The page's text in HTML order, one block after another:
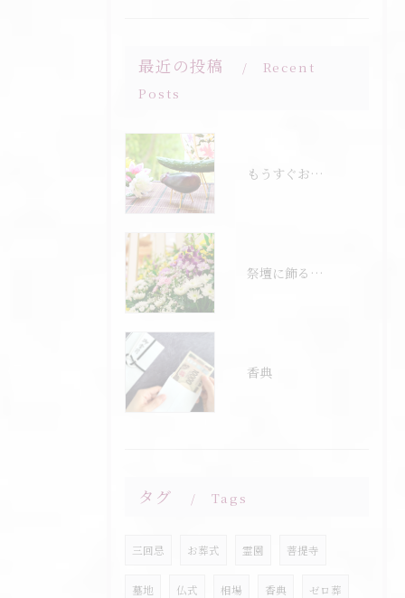
最近の投稿
Recent
Posts
もうすぐお盆…
祭壇に飾る花について
香典
タグ Tags
三回忌 お葬式 霊園 菩提寺
墓地 仏式 相場 香典 ゼロ葬